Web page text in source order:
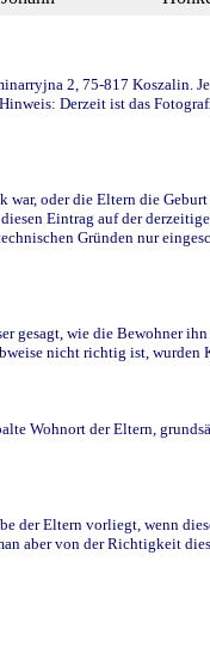
2, 75-817 Koszalin.
Derzeit ist das
oder die Eltern die
Eintrag auf der
Gründen nur
wie die Bewohner ihn
nicht richtig ist, wurden
Wohnort der Eltern,
der Eltern vorliegt, wenn
aber von der Richtigkeit